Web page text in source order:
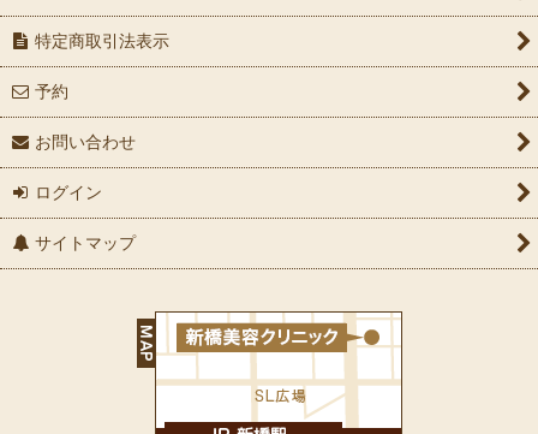
特定商取引法表示
予約
お問い合わせ
ログイン
サイトマップ